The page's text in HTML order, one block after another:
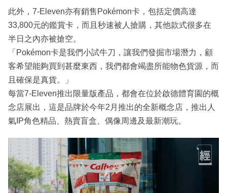
此外，7-Eleven亦有銷售Pokémon卡，包括定價高達
33,800元的鑑賞卡，而且秒速被人搶購，其他款式很多在
半日之內亦被搶空。
「Pokémon卡是我們小試牛刀，讓我們發掘市場潛力，顧
客希望能夠買到甚麼東西，我們都會竭盡所能物色貨源，而
且確保是真貨。」
每當7-Eleven推出限量版產品，都會在位於啟德體育園的概
念店展出，這是品牌於今年2月推出的全新概念店，推出人
氣IP角色精品、熱賣盲盒、偶像周邊及最新潮玩。